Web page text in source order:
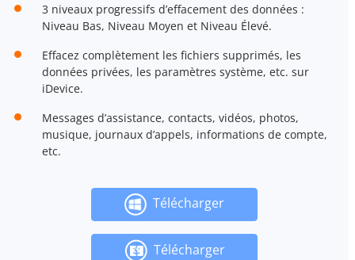
3 niveaux progressifs d’effacement des données :
Niveau Bas, Niveau Moyen et Niveau Élevé.
Effacez complètement les fichiers supprimés, les
données privées, les paramètres système, etc. sur
iDevice.
Messages d’assistance, contacts, vidéos, photos,
musique, journaux d’appels, informations de compte,
etc.
Télécharger
Télécharger